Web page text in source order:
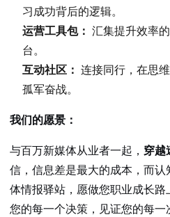
习成功背后的逻辑。
运营工具包： 汇集提升效率
台。
互动社区： 连接同行，在思
孤军奋战。
我们的愿景：
与百万新媒体从业者一起， 穿越
信，信息差是最大的成本，而
体情报驿站，愿做您职业成长
您的每一个决策，见证您的每一